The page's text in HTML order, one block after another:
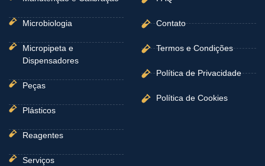
Microbiologia
Micropipeta e
Dispensadores
Peças
Plásticos
Reagentes
Serviços
Contato
Termos e Condições
Política de Privacidade
Política de Cookies